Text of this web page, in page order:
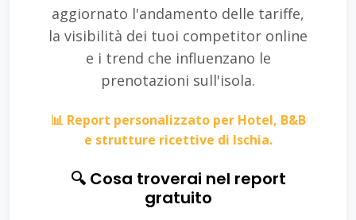
aggiornato l'andamento delle tariffe,
la visibilità dei tuoi competitor online
e i trend che influenzano le
prenotazioni sull'isola.
📊 Report personalizzato per Hotel, B&B
e strutture ricettive di Ischia.
🔍 Cosa troverai nel report
gratuito